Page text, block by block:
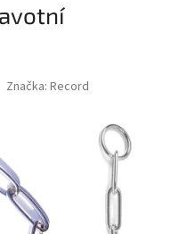
Značka: Record